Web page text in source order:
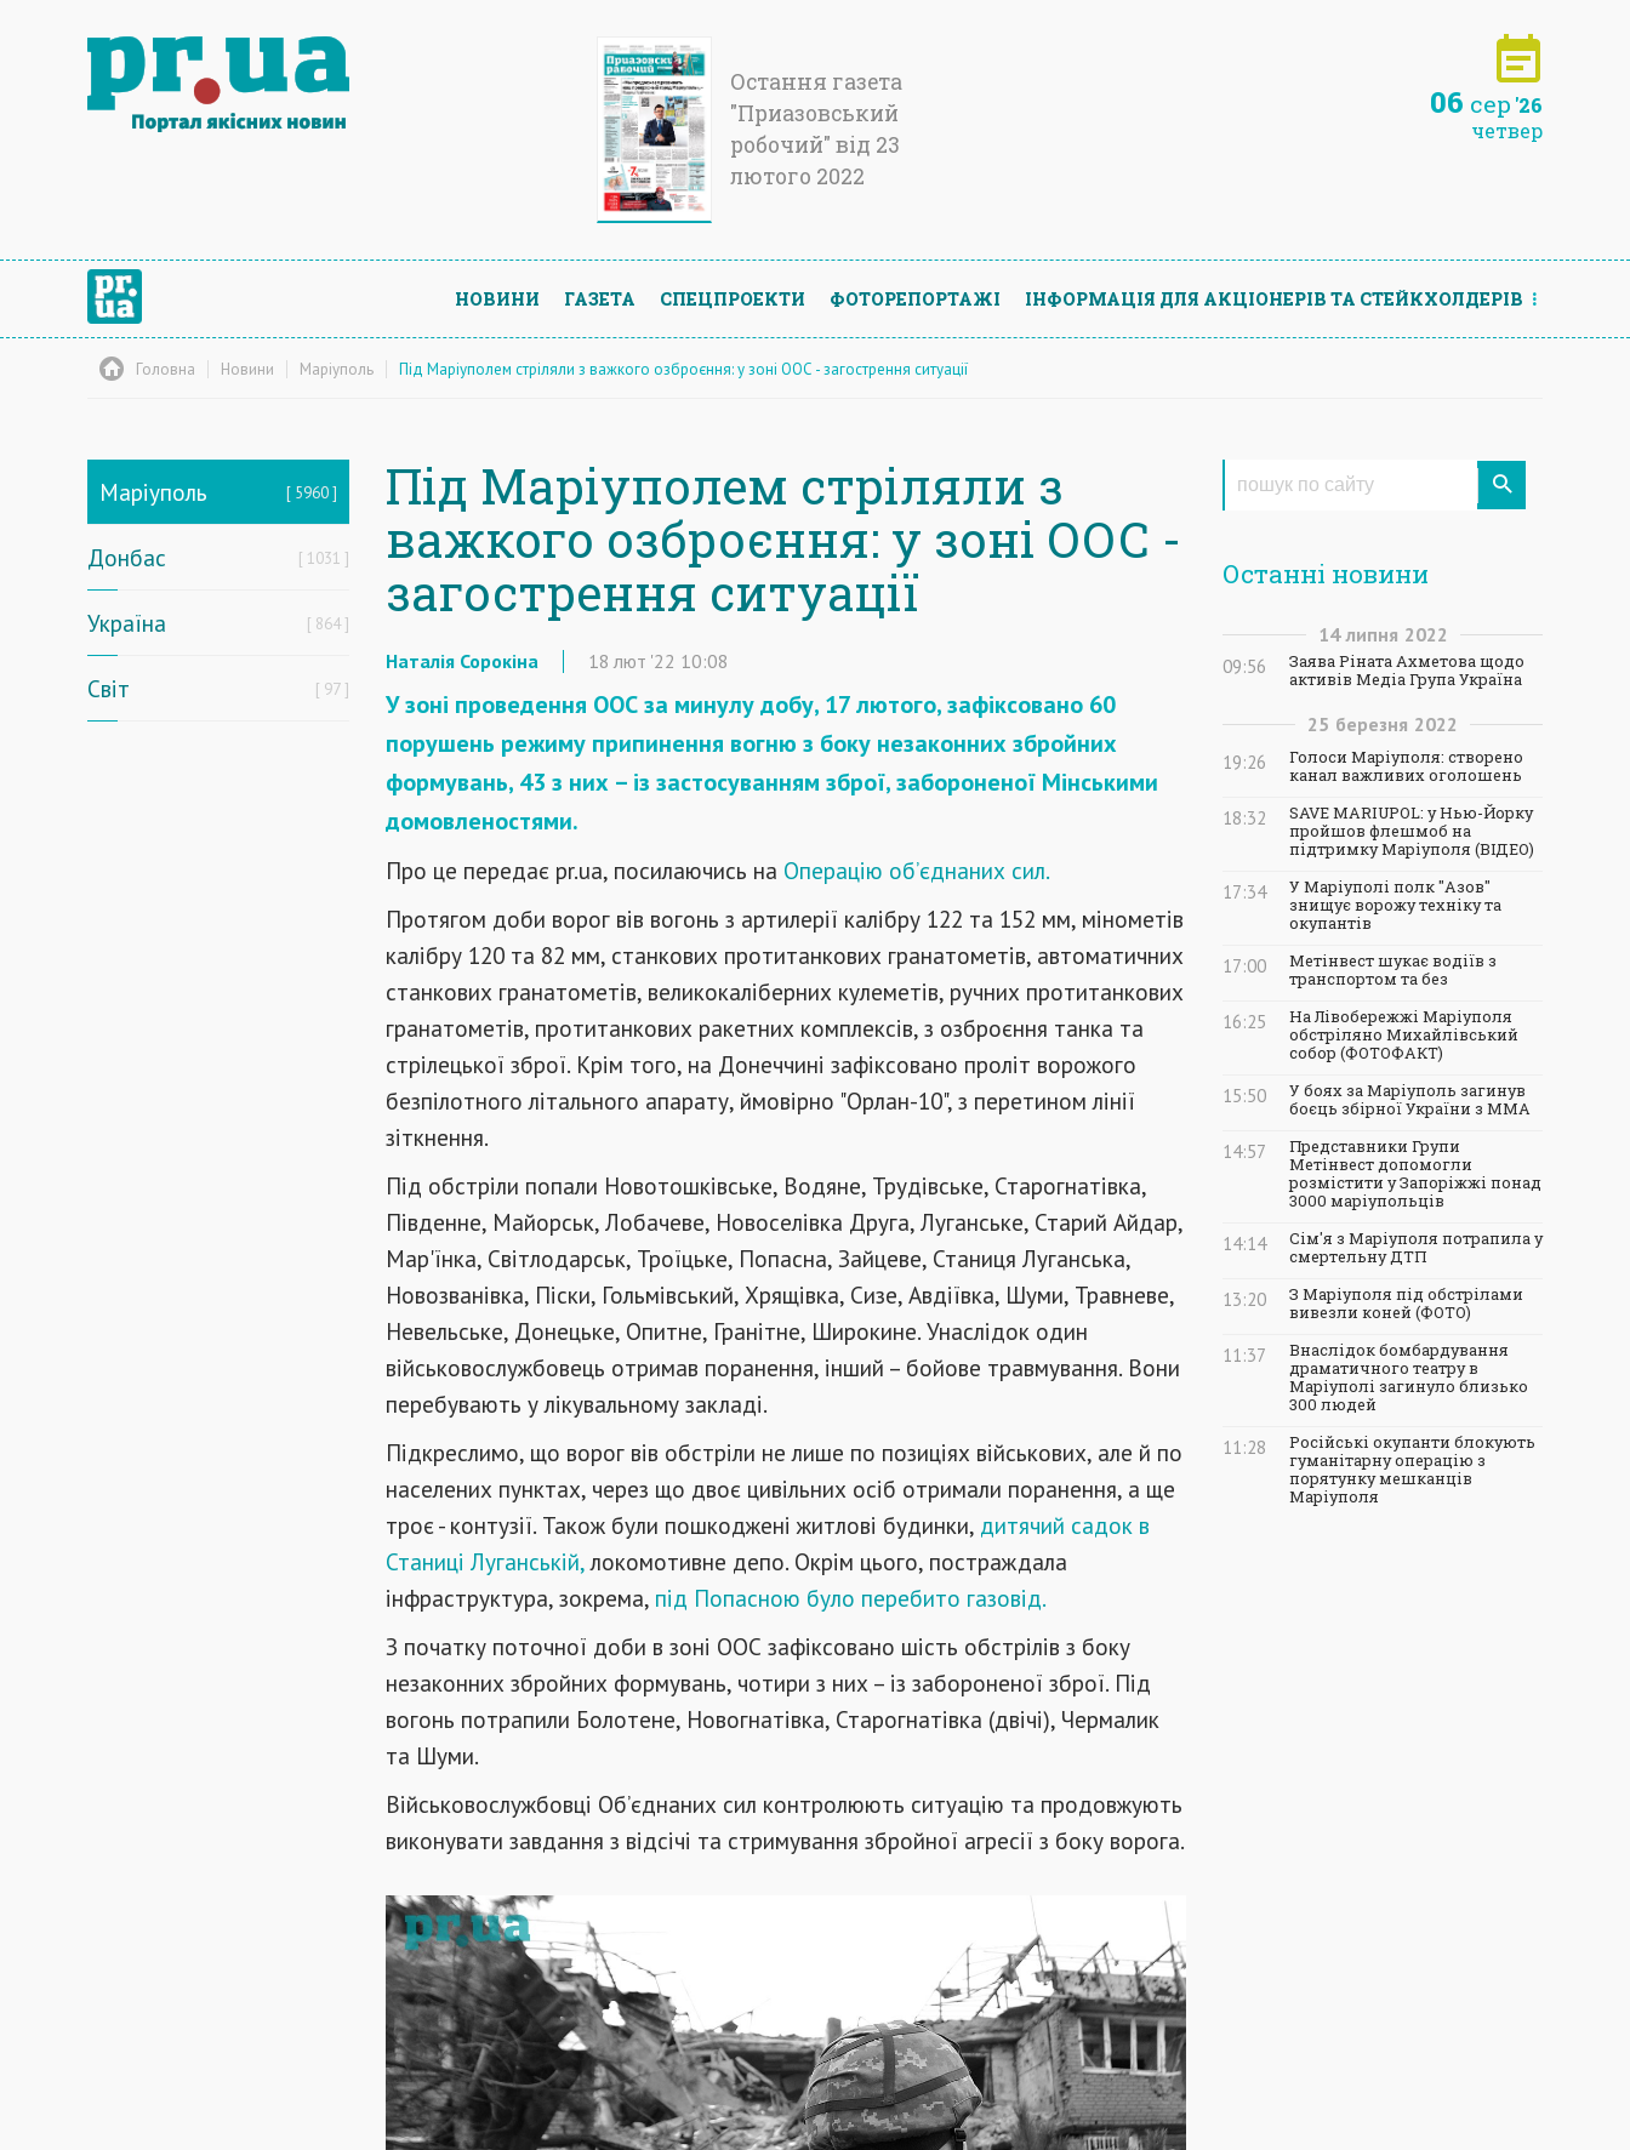
Остання газета
"Приазовський
робочий" від 23
лютого 2022
06 сер '26
четвер
НОВИНИ ГАЗЕТА СПЕЦПРОЕКТИ ФОТОРЕПОРТАЖІ ІНФОРМАЦIЯ ДЛЯ АКЦIОНЕРIВ ТА СТЕЙКХОЛДЕРIВ
Головна Новини Маріуполь Під Маріуполем стріляли з важкого озброєння: у зоні ООС - загострення ситуації
Маріуполь 5960
Донбас 1031
Україна 864
Світ 97
Під Маріуполем стріляли з
важкого озброєння: у зоні ООС -
загострення ситуації
Наталія Сорокіна 18 лют '22 10:08
У зоні проведення ООС за минулу добу, 17 лютого, зафіксовано 60
порушень режиму припинення вогню з боку незаконних збройних
формувань, 43 з них – із застосуванням зброї, забороненої Мінськими
домовленостями.
Про це передає pr.ua, посилаючись на Операцію об’єднаних сил.
Протягом доби ворог вів вогонь з артилерії калібру 122 та 152 мм, мінометів
калібру 120 та 82 мм, станкових протитанкових гранатометів, автоматичних
станкових гранатометів, великокаліберних кулеметів, ручних протитанкових
гранатометів, протитанкових ракетних комплексів, з озброєння танка та
стрілецької зброї. Крім того, на Донеччині зафіксовано проліт ворожого
безпілотного літального апарату, ймовірно "Орлан-10", з перетином лінії
зіткнення.
Під обстріли попали Новотошківське, Водяне, Трудівське, Старогнатівка,
Південне, Майорськ, Лобачеве, Новоселівка Друга, Луганське, Старий Айдар,
Мар'їнка, Світлодарськ, Троїцьке, Попасна, Зайцеве, Станиця Луганська,
Новозванівка, Піски, Гольмівський, Хрящівка, Сизе, Авдіївка, Шуми, Травневе,
Невельське, Донецьке, Опитне, Гранітне, Широкине. Унаслідок один
військовослужбовець отримав поранення, інший – бойове травмування. Вони
перебувають у лікувальному закладі.
Підкреслимо, що ворог вів обстріли не лише по позиціях військових, але й по
населених пунктах, через що двоє цивільних осіб отримали поранення, а ще
троє - контузії. Також були пошкоджені житлові будинки, дитячий садок в
Станиці Луганській,локомотивне депо. Окрім цього, постраждала
інфраструктура, зокрема, під Попасною було перебито газовід.
З початку поточної доби в зоні ООС зафіксовано шість обстрілів з боку
незаконних збройних формувань, чотири з них – із забороненої зброї. Під
вогонь потрапили Болотене, Новогнатівка, Старогнатівка (двічі), Чермалик
та Шуми.
Військовослужбовці Об’єднаних сил контролюють ситуацію та продовжують
виконувати завдання з відсічі та стримування збройної агресії з боку ворога.
Останні новини
14 липня 2022
09:56
Заява Ріната Ахметова щодо
активів Медіа Група Україна
25 березня 2022
19:26
Голоси Маріуполя: створено
канал важливих оголошень
18:32
SAVE MARIUPOL: у Нью-Йорку
пройшов флешмоб на
підтримку Маріуполя (ВІДЕО)
17:34
У Маріуполі полк "Азов"
знищує ворожу техніку та
окупантів
17:00
Метінвест шукає водіїв з
транспортом та без
16:25
На Лівобережжі Маріуполя
обстріляно Михайлівський
собор (ФОТОФАКТ)
15:50
У боях за Маріуполь загинув
боєць збірної України з ММА
14:57
Представники Групи
Метінвест допомогли
розмістити у Запоріжжі понад
3000 маріупольців
14:14
Сім'я з Маріуполя потрапила у
смертельну ДТП
13:20
З Маріуполя під обстрілами
вивезли коней (ФОТО)
11:37
Внаслідок бомбардування
драматичного театру в
Маріуполі загинуло близько
300 людей
11:28
Російські окупанти блокують
гуманітарну операцію з
порятунку мешканців
Маріуполя